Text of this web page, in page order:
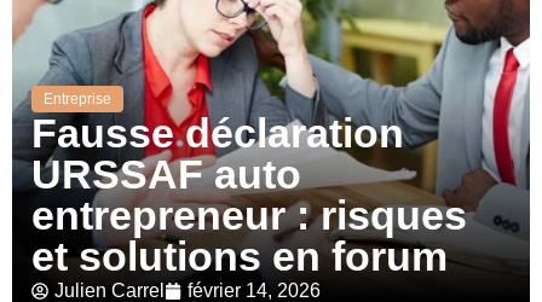
Entreprise
Fausse déclaration
URSSAF auto
entrepreneur : risques
et solutions en forum
Julien Carrel février 14, 2026